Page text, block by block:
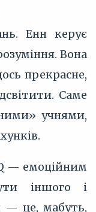
Енн керує
Вона
прекрасне,
Саме
учнями,
— емоційним
іншого і
— це, мабуть,